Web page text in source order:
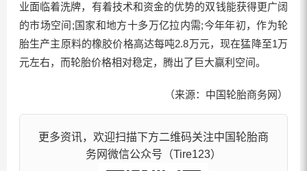
业面临着洗牌，有着技术和资金的优势的双钱能获得更广阔
的市场空间;国家和地方十多万亿拉内需;今年年初，作为轮
胎生产主原料的橡胶价格高达每吨2.8万元，现在猛降至1万
元左右，而轮胎价格相对稳定，腾出了巨大赢利空间。
（来源：中国轮胎商务网）
更多资讯，欢迎扫描下方二维码关注中国轮胎商
务网微信公众号（Tire123）